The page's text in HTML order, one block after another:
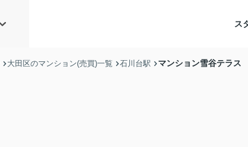
ス
大田区のマンション(売買)一覧 石川台駅 マンション雪谷テラス